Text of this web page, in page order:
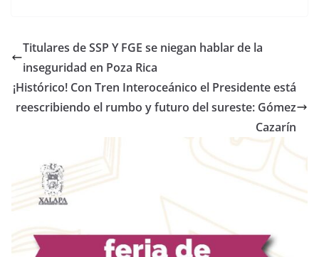
Titulares de SSP Y FGE se niegan hablar de la
inseguridad en Poza Rica
¡Histórico! Con Tren Interoceánico el Presidente está
reescribiendo el rumbo y futuro del sureste: Gómez
Cazarín